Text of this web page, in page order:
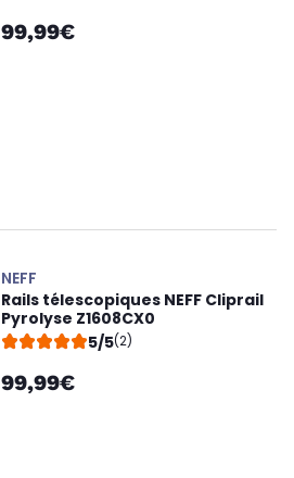
99,99€
NEFF
Rails télescopiques NEFF Cliprail
Pyrolyse Z1608CX0
5/5(2)
99,99€